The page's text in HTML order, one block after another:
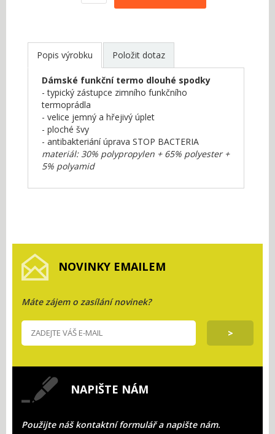
Popis výrobku Položit dotaz
Dámské funkční termo dlouhé spodky
- typický zástupce zimního funkčního
termoprádla
- velice jemný a hřejivý úplet
- ploché švy
- antibakteriání úprava STOP BACTERIA
materiál: 30% polypropylen + 65% polyester +
5% polyamid
NOVINKY EMAILEM
Máte zájem o zasílání novinek?
NAPIŠTE NÁM
Použijte náš kontaktní formulář a napište nám.